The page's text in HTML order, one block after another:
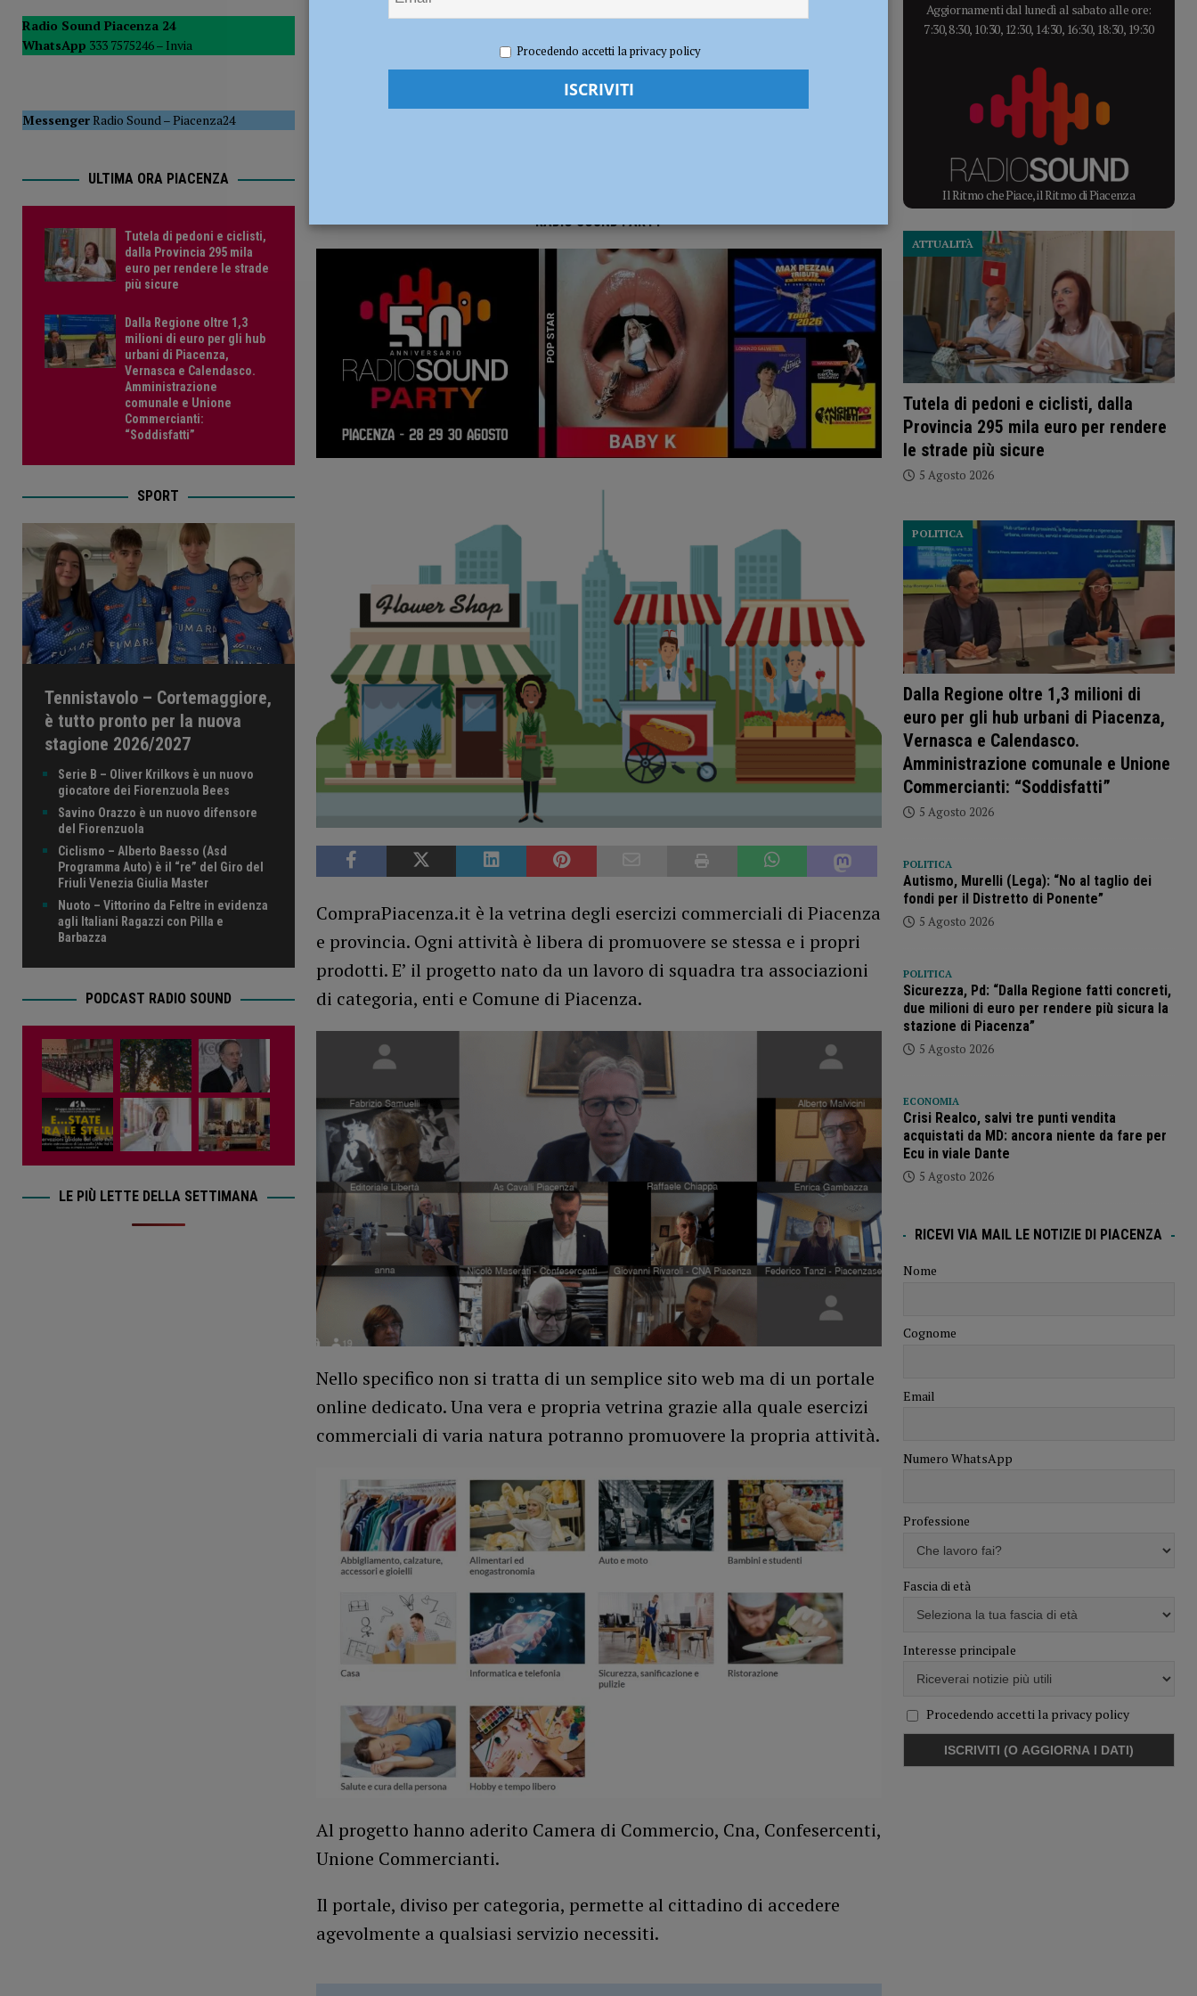
POLITICA
[ 5 Agosto 2026 ] Caldo estremo e asili nido, Tagliaferri (FdI): “Verificare subito la situazione nella provincia di Piacenza”
RADIO SOUND PARTY
CompraPiacenza.it è la vetrina degli esercizi commerciali di Piacenza
e provincia. Ogni attività è libera di promuovere se stessa e i propri
prodotti. E’ il progetto nato da un lavoro di squadra tra associazioni
di categoria, enti e Comune di Piacenza.
Nello specifico non si tratta di un semplice sito web ma di un portale
online dedicato. Una vera e propria vetrina grazie alla quale esercizi
commerciali di varia natura potranno promuovere la propria attività.
Al progetto hanno aderito Camera di Commercio, Cna, Confesercenti,
Unione Commercianti.
Il portale, diviso per categoria, permette al cittadino di accedere
agevolmente a qualsiasi servizio necessiti.
Radio Sound Piacenza 24
WhatsApp 333 7575246 – Invia
MessengerRadio Sound–Piacenza24
ULTIMA ORA PIACENZA
Tutela di pedoni e ciclisti,
dalla Provincia 295 mila
euro per rendere le strade
più sicure
Dalla Regione oltre 1,3
milioni di euro per gli hub
urbani di Piacenza,
Vernasca e Calendasco.
Amministrazione
comunale e Unione
Commercianti:
“Soddisfatti”
SPORT
Tennistavolo – Cortemaggiore,
è tutto pronto per la nuova
stagione 2026/2027
Serie B – Oliver Krilkovs è un nuovo
giocatore dei Fiorenzuola Bees
Savino Orazzo è un nuovo difensore
del Fiorenzuola
Ciclismo – Alberto Baesso (Asd
Programma Auto) è il “re” del Giro del
Friuli Venezia Giulia Master
Nuoto – Vittorino da Feltre in evidenza
agli Italiani Ragazzi con Pilla e
Barbazza
PODCAST RADIO SOUND
LE PIÙ LETTE DELLA SETTIMANA
Aggiornamenti dal lunedì al sabato alle ore:
7:30, 8:30, 10:30, 12:30, 14:30, 16:30, 18:30, 19:30
Il Ritmo che Piace, il Ritmo di Piacenza
Tutela di pedoni e ciclisti, dalla
Provincia 295 mila euro per rendere
le strade più sicure
ATTUALITÀ
5 Agosto 2026
Dalla Regione oltre 1,3 milioni di
euro per gli hub urbani di Piacenza,
Vernasca e Calendasco.
Amministrazione comunale e Unione
Commercianti: “Soddisfatti”
POLITICA
5 Agosto 2026
POLITICA
Autismo, Murelli (Lega): “No al taglio dei
fondi per il Distretto di Ponente”
5 Agosto 2026
POLITICA
Sicurezza, Pd: “Dalla Regione fatti concreti,
due milioni di euro per rendere più sicura la
stazione di Piacenza”
5 Agosto 2026
ECONOMIA
Crisi Realco, salvi tre punti vendita
acquistati da MD: ancora niente da fare per
Ecu in viale Dante
5 Agosto 2026
RICEVI VIA MAIL LE NOTIZIE DI PIACENZA
Nome
Cognome
Email
Numero WhatsApp
Professione
Fascia di età
Interesse principale
Procedendo accetti la privacy policy
Procedendo accetti la privacy policy